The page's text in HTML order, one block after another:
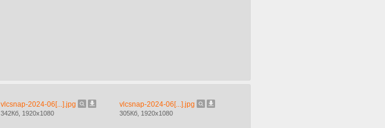
vlcsnap-2024-06[...].jpg
342Кб, 1920x1080
vlcsnap-2024-06[...].jpg
305Кб, 1920x1080